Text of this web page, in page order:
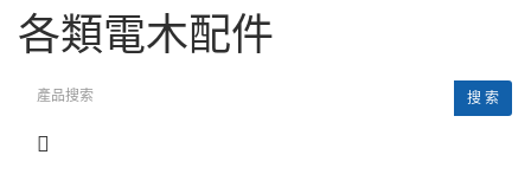
各類電木配件
搜 索